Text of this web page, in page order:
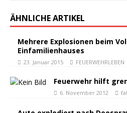
ÄHNLICHE ARTIKEL
Mehrere Explosionen beim
Einfamilienhauses
23. Januar 2015 FEUERWEHRLEBEN
Feuerwehr hilft
6. November 2012